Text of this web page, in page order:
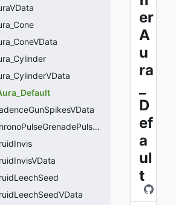
CCitadelModifierChronoPulseGrenadePulseAreaVData
er
A
u
ra
D
ef
a
ul
t